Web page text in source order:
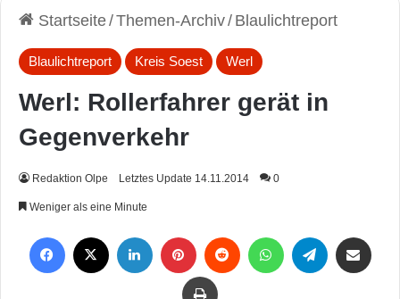
Startseite/Themen-Archiv/ Blaulichtreport
Blaulichtreport Kreis Soest Werl
Werl: Rollerfahrer gerät in
Gegenverkehr
Redaktion Olpe Letztes Update 14.11.2014 0
Weniger als eine Minute
Drucken